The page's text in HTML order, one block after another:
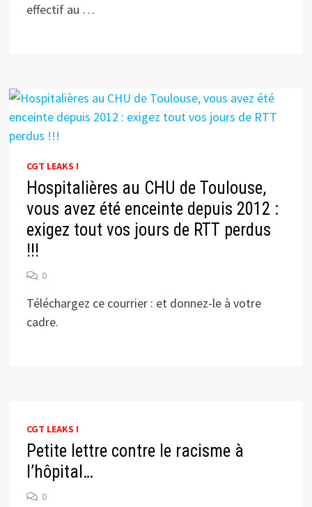
effectif au …
CGT LEAKS !
Hospitalières au CHU de Toulouse,
vous avez été enceinte depuis 2012 :
exigez tout vos jours de RTT perdus
!!!
0
Téléchargez ce courrier : et donnez-le à votre
cadre.
CGT LEAKS !
Petite lettre contre le racisme à
l’hôpital…
0